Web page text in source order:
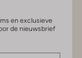
en exclusieve
de nieuwsbrief